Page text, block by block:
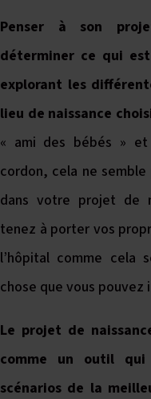
Penser à son
déterminer ce qui
explorant les
lieu de naissance
« ami des bébés »
cordon, cela ne
dans votre projet de
tenez à porter vos
l’hôpital comme cela
chose que vous pouvez
Le projet de
comme un outil qui
scénarios de la